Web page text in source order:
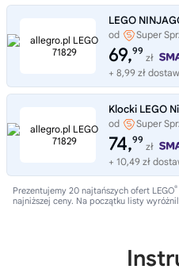
od Super
69,99
zł
+ 8,99 zł
od Super
74,99
zł
+ 10,49 zł
Prezentujemy 20 najtańszych ofert LEGO®
najniższej ceny. Na początku listy